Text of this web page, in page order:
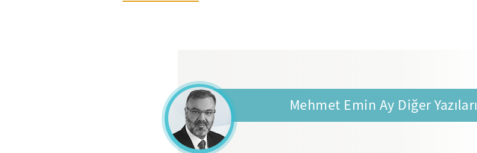
Mehmet Emin Ay Diğer Yazıları